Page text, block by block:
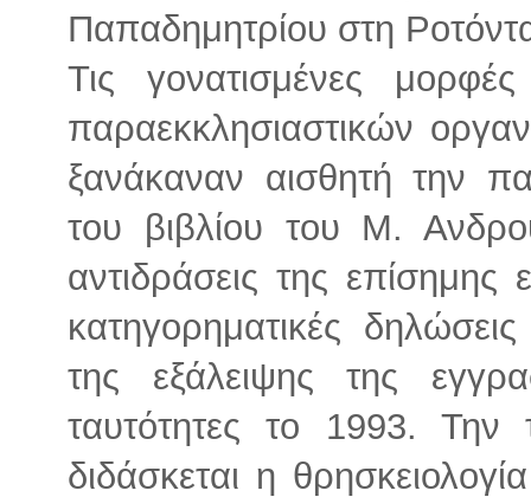
Παπαδημητρίου στη
Τις γονατισμένες
παραεκκλησιαστικών
ξανάκαναν αισθητή την
του βιβλίου του Μ.
αντιδράσεις της επίσημης
κατηγορηματικές
της εξάλειψης της
ταυτότητες το 1993. Την
διδάσκεται η